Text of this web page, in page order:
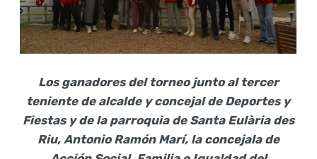
Los ganadores del torneo junto al tercer
teniente de alcalde y concejal de Deportes y
Fiestas y de la parroquia de Santa Eulària des
Riu, Antonio Ramón Marí, la concejala de